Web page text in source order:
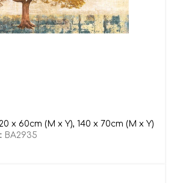
x 60cm (M x Y), 140 x 70cm (M x Y)
BA2935